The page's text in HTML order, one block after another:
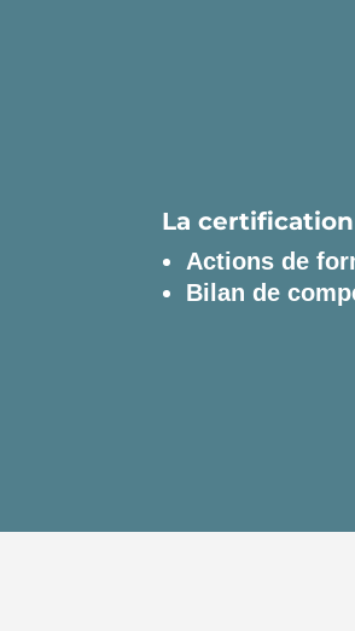
La
Actions de
Bilan de